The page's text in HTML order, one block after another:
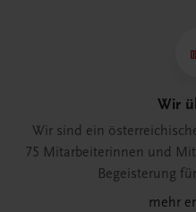
Wir
Wir sind ein
75 Mitarbeiterinnen und
Begeisterung
mehr